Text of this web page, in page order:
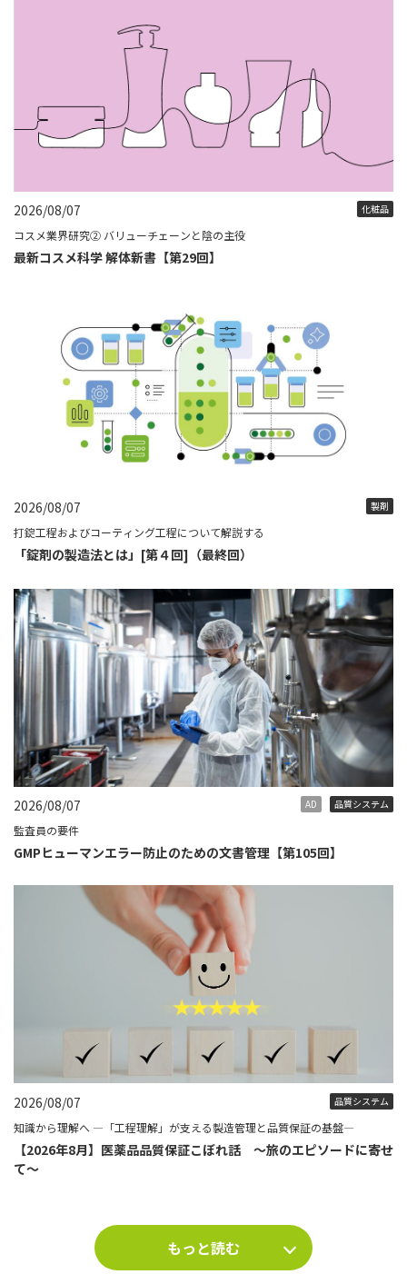
2026/08/07 化粧品
コスメ業界研究② バリューチェーンと陰の主役
最新コスメ科学 解体新書【第29回】
2026/08/07 製剤
打錠工程およびコーティング工程について解説する
「錠剤の製造法とは」[第４回]（最終回）
2026/08/07 AD 品質システム
監査員の要件
GMPヒューマンエラー防止のための文書管理【第105回】
2026/08/07 品質システム
知識から理解へ ―「工程理解」が支える製造管理と品質保証の基盤―
【2026年8月】医薬品品質保証こぼれ話 ～旅のエピソードに寄せ
て～
もっと読む